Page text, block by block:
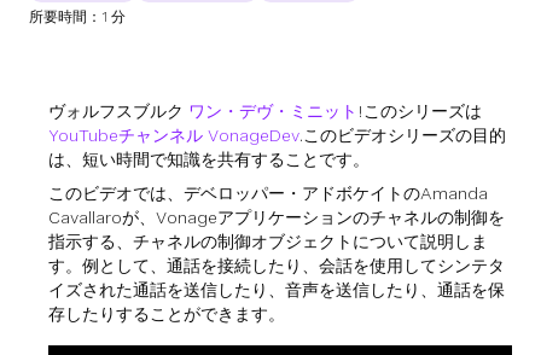
所要時間：1 分
ヴォルフスブルク ワン・デヴ・ミニット !このシリーズは
YouTubeチャンネル VonageDev.このビデオシリーズの目的
は、短い時間で知識を共有することです。
このビデオでは、デベロッパー・アドボケイトのAmanda
Cavallaroが、Vonageアプリケーションのチャネルの制御を
指示する、チャネルの制御オブジェクトについて説明しま
す。例として、通話を接続したり、会話を使用してシンテタ
イズされた通話を送信したり、音声を送信したり、通話を保
存したりすることができます。